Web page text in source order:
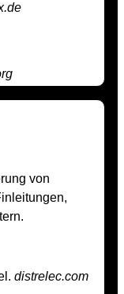
von
distrelec.com